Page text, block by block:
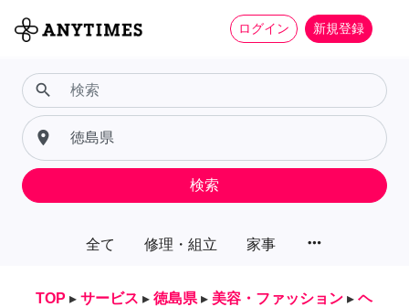
ログイン 新規登録
全て 修理・組立 家事 more_horiz
search
place
検索
TOP ▸ サービス ▸ 徳島県 ▸ 美容・ファッション ▸ ヘ